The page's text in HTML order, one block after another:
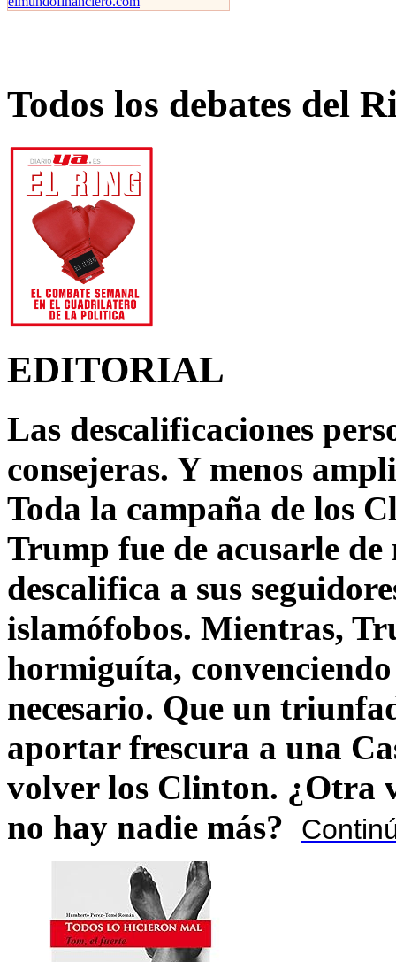
Todos los debates del
EDITORIAL
Las descalificaciones
consejeras. Y menos
Toda la campaña de los
Trump fue de acusarle
descalifica a sus
islamófobos. Mientras,
hormiguíta,
necesario. Que un
aportar frescura a una
volver los Clinton. ¿Otra
no hay nadie más?